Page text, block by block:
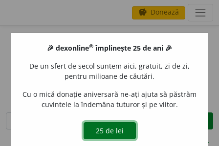
savings Donează
®
Dicționare ale limbii române
🎉 dexonline® împlinește 25 de ani 🎉
De un sfert de secol suntem aici, gratuit, zi de zi,
pentru milioane de căutări.
Cu o mică donație aniversară ne-ați ajuta să păstrăm
cuvintele la îndemâna tuturor și pe viitor.